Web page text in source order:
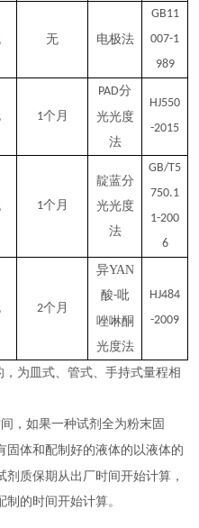
无 电极法
GB11
007-1
989
1个月
PAD分
光光度
法
HJ550
-2015
1个月
靛蓝分
光光度
法
GB/T5
750.1
1-200
6
2个月
异YAN
酸-吡
唑啉酮
光度法
HJ484
-2009
为皿式、管式、手持式量程相
，如果一种试剂全为粉末固
固体和配制好的液体的以液体的
质保期从出厂时间开始计算，
的时间开始计算。